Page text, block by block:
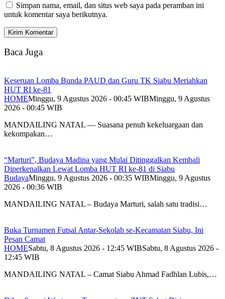
Simpan nama, email, dan situs web saya pada peramban ini
untuk komentar saya berikutnya.
Baca Juga
Keseruan Lomba Bunda PAUD dan Guru TK Siabu Meriahkan
HUT RI ke-81
HOMEMinggu, 9 Agustus 2026 - 00:45 WIBMinggu, 9 Agustus
2026 - 00:45 WIB
MANDAILING NATAL — Suasana penuh kekeluargaan dan
kekompakan…
“Marturi”, Budaya Madina yang Mulai Ditinggalkan Kembali
Diperkenalkan Lewat Lomba HUT RI ke-81 di Siabu
BudayaMinggu, 9 Agustus 2026 - 00:35 WIBMinggu, 9 Agustus
2026 - 00:36 WIB
MANDAILING NATAL – Budaya Marturi, salah satu tradisi…
Buka Turnamen Futsal Antar-Sekolah se-Kecamatan Siabu, Ini
Pesan Camat
HOMESabtu, 8 Agustus 2026 - 12:45 WIBSabtu, 8 Agustus 2026 -
12:45 WIB
MANDAILING NATAL – Camat Siabu Ahmad Fadhlan Lubis,…